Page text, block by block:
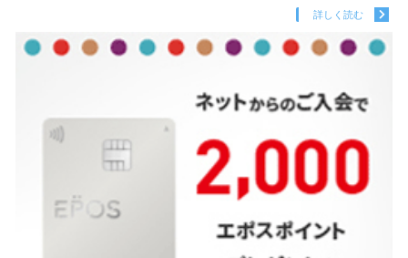
詳しく読む